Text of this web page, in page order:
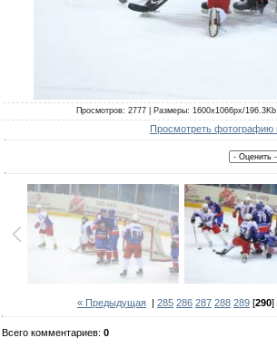
Просмотров: 2777 | Размеры: 1600x1066px/
Просмотреть фотографию
« Предыдущая | 285 286 287 288 289 [290]
Всего комментариев: 0